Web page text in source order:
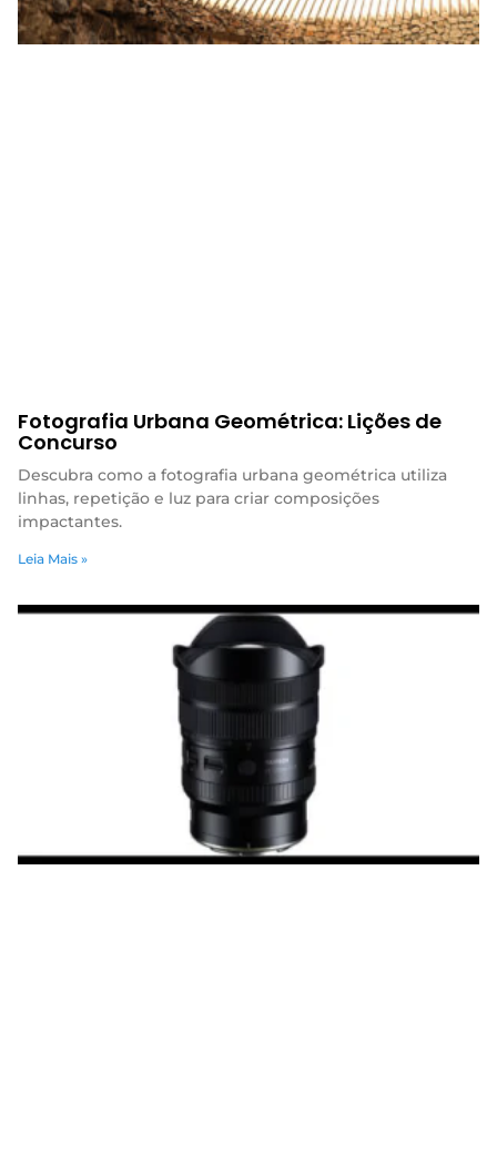
Fotografia Urbana Geométrica: Lições de
Concurso
Descubra como a fotografia urbana geométrica utiliza
linhas, repetição e luz para criar composições
impactantes.
Leia Mais »